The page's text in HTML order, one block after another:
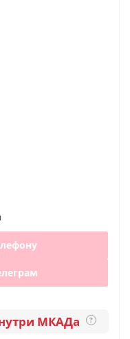
МКАДа ?